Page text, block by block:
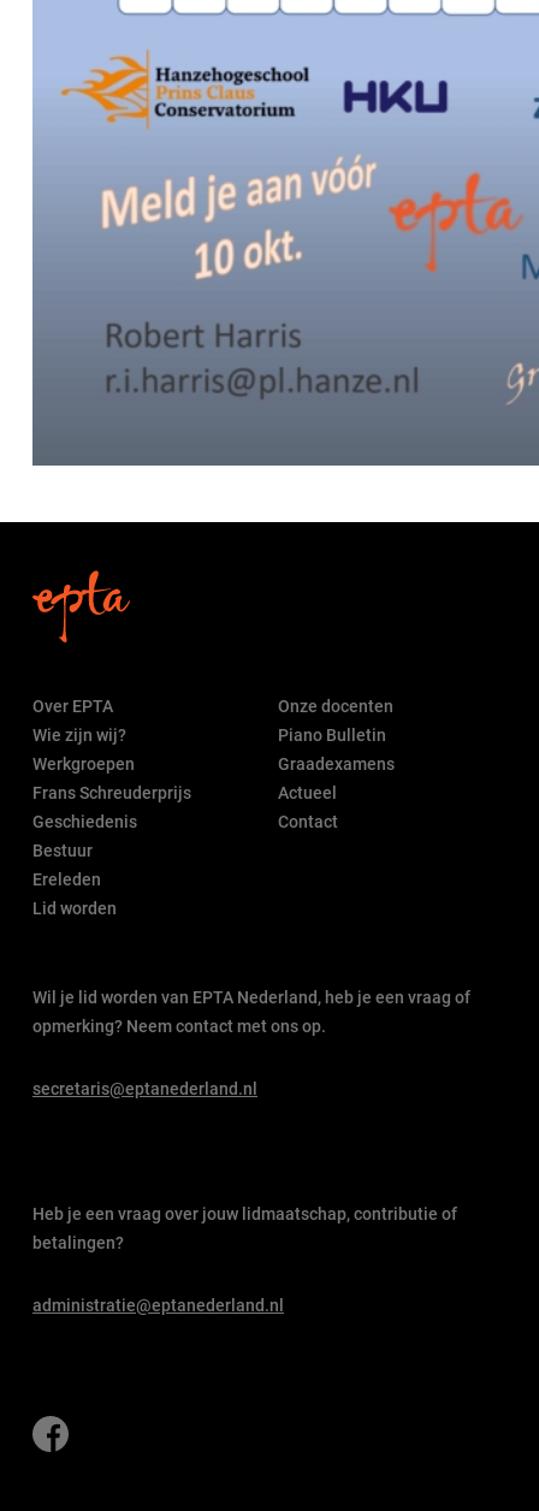
Over EPTA
Wie zijn wij?
Werkgroepen
Frans Schreuderprijs
Geschiedenis
Bestuur
Ereleden
Lid worden
Onze docenten
Piano Bulletin
Graadexamens
Actueel
Contact
Wil je lid worden van EPTA Nederland, heb je een vraag of
opmerking? Neem contact met ons op.
secretaris@eptanederland.nl
Heb je een vraag over jouw lidmaatschap, contributie of
betalingen?
administratie@eptanederland.nl